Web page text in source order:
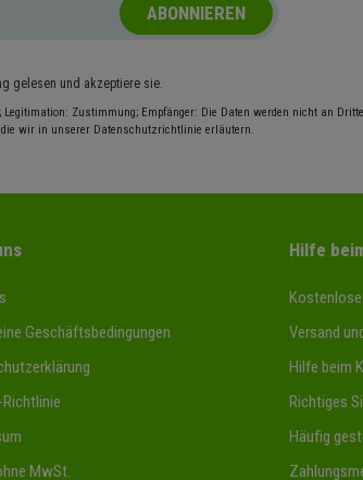
ABONNIEREN
gelesen und akzeptiere sie.
Zustimmung; Empfänger: Die Daten werden nicht an
die wir in unserer Datenschutzrichtlinie erläutern.
Geschäftsbedingungen
MwSt.
Hilfe
Versand
Hilfe beim
Richtiges
Häufig